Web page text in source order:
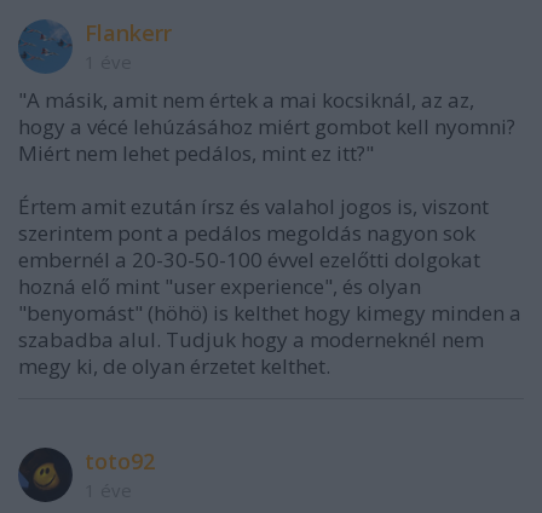
Flankerr
"A másik, amit nem értek a mai kocsiknál, az az,
hogy a vécé lehúzásához miért gombot kell nyomni?
Miért nem lehet pedálos, mint ez itt?"
Értem amit ezután írsz és valahol jogos is, viszont
szerintem pont a pedálos megoldás nagyon sok
embernél a 20-30-50-100 évvel ezelőtti dolgokat
hozná elő mint "user experience", és olyan
"benyomást" (höhö) is kelthet hogy kimegy minden a
szabadba alul. Tudjuk hogy a moderneknél nem
megy ki, de olyan érzetet kelthet.
toto92